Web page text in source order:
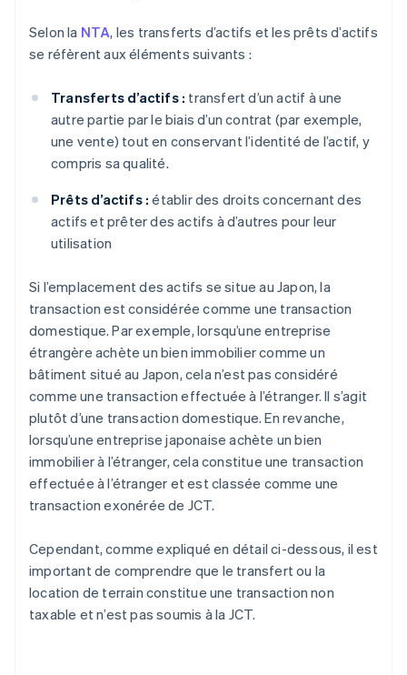
Selon la NTA, les transferts d’actifs et les prêts d’actifs
se réfèrent aux éléments suivants :
Transferts d’actifs : transfert d’un actif à une
autre partie par le biais d’un contrat (par exemple,
une vente) tout en conservant l’identité de l’actif, y
compris sa qualité.
Prêts d’actifs : établir des droits concernant des
actifs et prêter des actifs à d’autres pour leur
utilisation
Si l’emplacement des actifs se situe au Japon, la
transaction est considérée comme une transaction
domestique. Par exemple, lorsqu’une entreprise
étrangère achète un bien immobilier comme un
bâtiment situé au Japon, cela n’est pas considéré
comme une transaction effectuée à l’étranger. Il s’agit
plutôt d’une transaction domestique. En revanche,
lorsqu’une entreprise japonaise achète un bien
immobilier à l’étranger, cela constitue une transaction
effectuée à l’étranger et est classée comme une
transaction exonérée de JCT.
Cependant, comme expliqué en détail ci-dessous, il est
important de comprendre que le transfert ou la
location de terrain constitue une transaction non
taxable et n’est pas soumis à la JCT.